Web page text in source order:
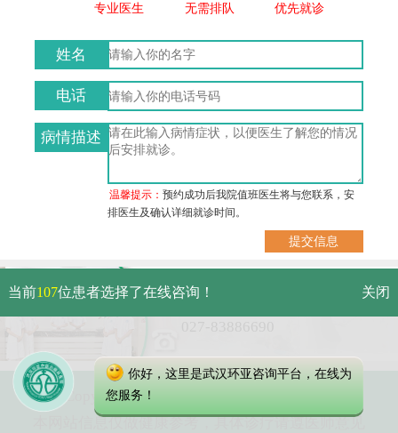
专业医生 无需排队 优先就诊
姓名
电话
病情描述
温馨提示：预约成功后我院值班医生将与您联系，安
排医生及确认详细就诊时间。
武汉市硚口区解放大道479号
免费电话：
Copyright 2023 武汉环亚中医白癜风医院
本网站信息仅做健康参考，具体诊疗请遵医师意见
当前107位患者选择了在线咨询！ 关闭
你好，这里是武汉环亚咨询平台，在线为
您服务！